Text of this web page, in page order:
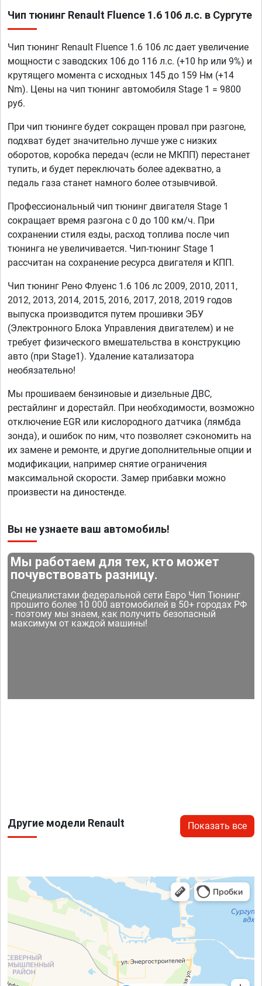
Чип тюнинг Renault Fluence 1.6 106 л.с. в Сургуте
Чип тюнинг Renault Fluence 1.6 106 лс дает увеличение
мощности с заводских 106 до 116 л.с. (+10 hp или 9%) и
крутящего момента с исходных 145 до 159 Нм (+14
Nm). Цены на чип тюнинг автомобиля Stage 1 = 9800
руб.
При чип тюнинге будет сокращен провал при разгоне,
подхват будет значительно лучше уже с низких
оборотов, коробка передач (если не МКПП) перестанет
тупить, и будет переключать более адекватно, а
педаль газа станет намного более отзывчивой.
Профессиональный чип тюнинг двигателя Stage 1
сокращает время разгона с 0 до 100 км/ч. При
сохранении стиля езды, расход топлива после чип
тюнинга не увеличивается. Чип-тюнинг Stage 1
рассчитан на сохранение ресурса двигателя и КПП.
Чип тюнинг Рено Флуенс 1.6 106 лс 2009, 2010, 2011,
2012, 2013, 2014, 2015, 2016, 2017, 2018, 2019 годов
выпуска производится путем прошивки ЭБУ
(Электронного Блока Управления двигателем) и не
требует физического вмешательства в конструкцию
авто (при Stage1). Удаление катализатора
необязательно!
Мы прошиваем бензиновые и дизельные ДВС,
рестайлинг и дорестайл. При необходимости, возможно
отключение EGR или кислородного датчика (лямбда
зонда), и ошибок по ним, что позволяет сэкономить на
их замене и ремонте, и другие дополнительные опции и
модификации, например снятие ограничения
максимальной скорости. Замер прибавки можно
произвести на диностенде.
Вы не узнаете ваш автомобиль!
Мы работаем для тех, кто может
почувствовать разницу.
Специалистами федеральной сети Евро Чип Тюнинг
прошито более 10 000 автомобилей в 50+ городах РФ
- поэтому мы знаем, как получить безопасный
максимум от каждой машины!
Другие модели Renault Показать все